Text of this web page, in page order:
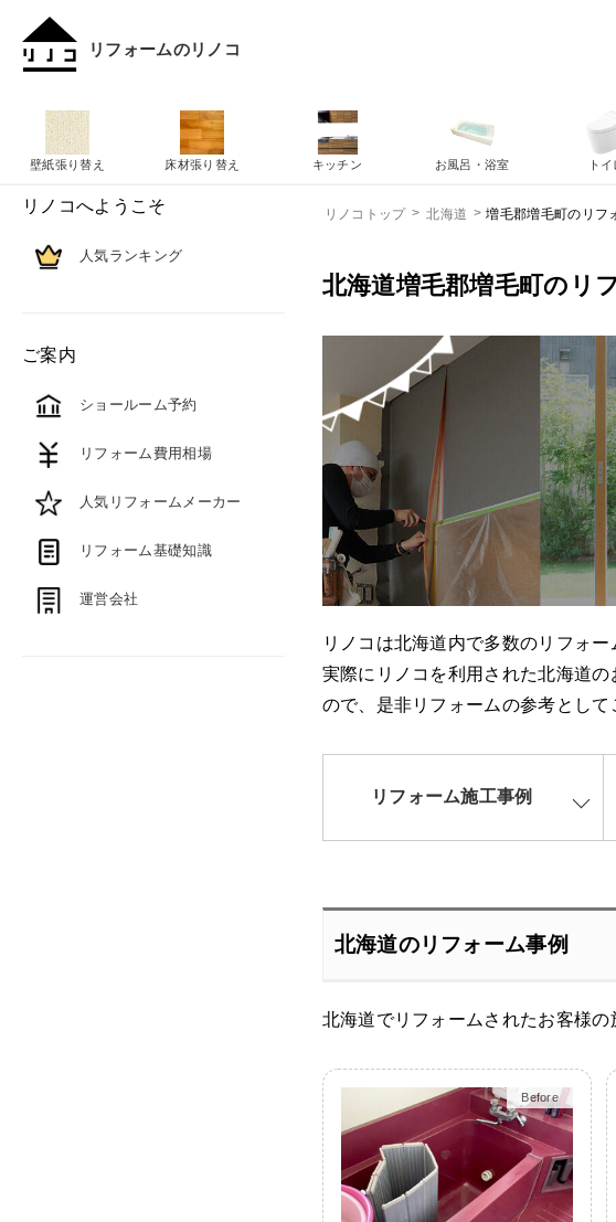
リフォームのリノコ
リノコトップ 北海道 増毛郡増毛町のリフ
北海道増毛郡増毛町のリ
リノコは北海道内で多数のリフォー
実際にリノコを利用された北海道
ので、是非リフォームの参考として
リフォーム施工事例
北海道のリフォーム事例
北海道でリフォームされたお客様
Before
After
壁紙張り替え 床材張り替え キッチン お風呂・浴室 トイ
リノコへようこそ
人気ランキング
ご案内
ショールーム予約
リフォーム費用相場
人気リフォームメーカー
リフォーム基礎知識
運営会社